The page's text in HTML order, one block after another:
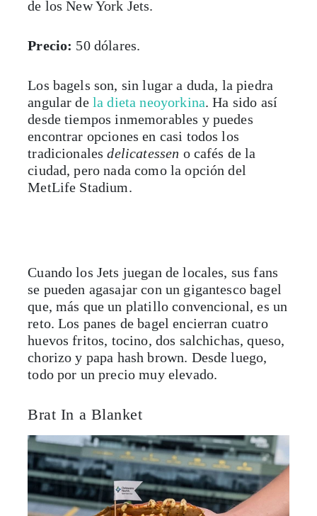
de los New York Jets.
Precio: 50 dólares.
Los bagels son, sin lugar a duda, la piedra
angular de la dieta neoyorkina. Ha sido así
desde tiempos inmemorables y puedes
encontrar opciones en casi todos los
tradicionalesdelicatessen o cafés de la
ciudad, pero nada como la opción del
MetLife Stadium.
Cuando los Jets juegan de locales, sus fans
se pueden agasajar con un gigantesco bagel
que, más que un platillo convencional, es un
reto. Los panes de bagel encierran cuatro
huevos fritos, tocino, dos salchichas, queso,
chorizo y papa hash brown. Desde luego,
todo por un precio muy elevado.
Brat In a Blanket